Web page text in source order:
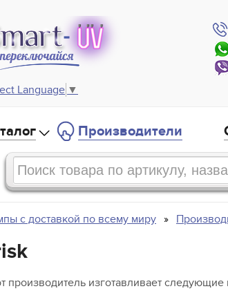
Language ▼
Производители
с доставкой по всему миру
производитель изготавливает следующие